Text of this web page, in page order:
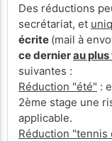
Des réductions
secrétariat, et
écrite (mail à
ce dernierau
suivantes :
Réduction "été" :
2ème stage une
applicable.
Réduction "tennis